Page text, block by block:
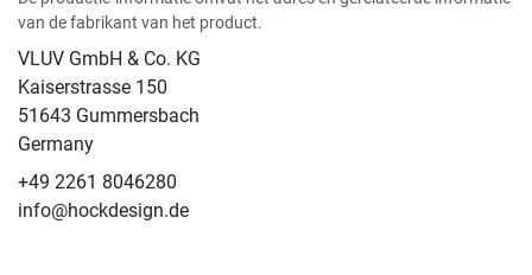
van de fabrikant van het product.
VLUV GmbH & Co. KG
Kaiserstrasse 150
51643 Gummersbach
Germany
+49 2261 8046280
info@hockdesign.de